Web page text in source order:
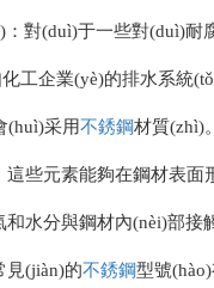
：對(duì)于一些對(duì)耐
如化工企業(yè)的排水系統
(huì)采用不銹鋼材質(zhì)
這些元素能夠在鋼材表
和水分與鋼材內(nèi)部接
常見(jiàn)的不銹鋼型號